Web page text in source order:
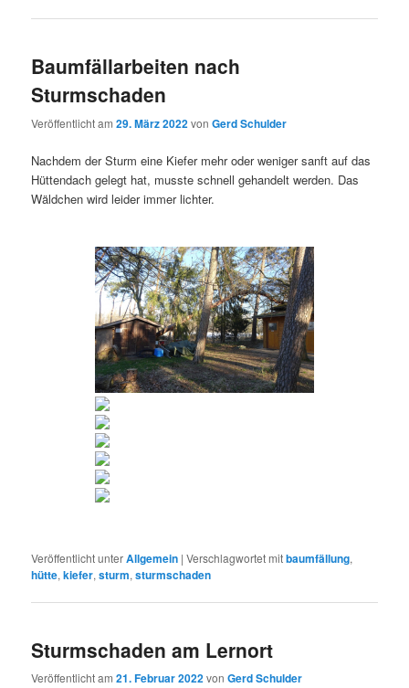
Baumfällarbeiten nach
Sturmschaden
Veröffentlicht am29. März 2022vonGerd Schulder
Nachdem der Sturm eine Kiefer mehr oder weniger sanft auf das
Hüttendach gelegt hat, musste schnell gehandelt werden. Das
Wäldchen wird leider immer lichter.
Veröffentlicht unterAllgemein |Verschlagwortet mitbaumfällung,
hütte,kiefer,sturm,sturmschaden
Sturmschaden am Lernort
Veröffentlicht am21. Februar 2022vonGerd Schulder